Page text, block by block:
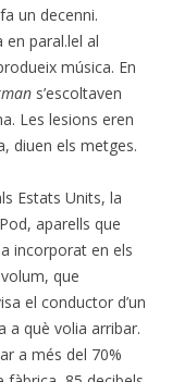
un decenni.
en paral.lel al
música. En
s’escoltaven
Les lesions eren
diuen els metges.
Estats Units, la
aparells que
incorporat en els
que
el conductor d’un
a què volia arribar.
a més del 70%